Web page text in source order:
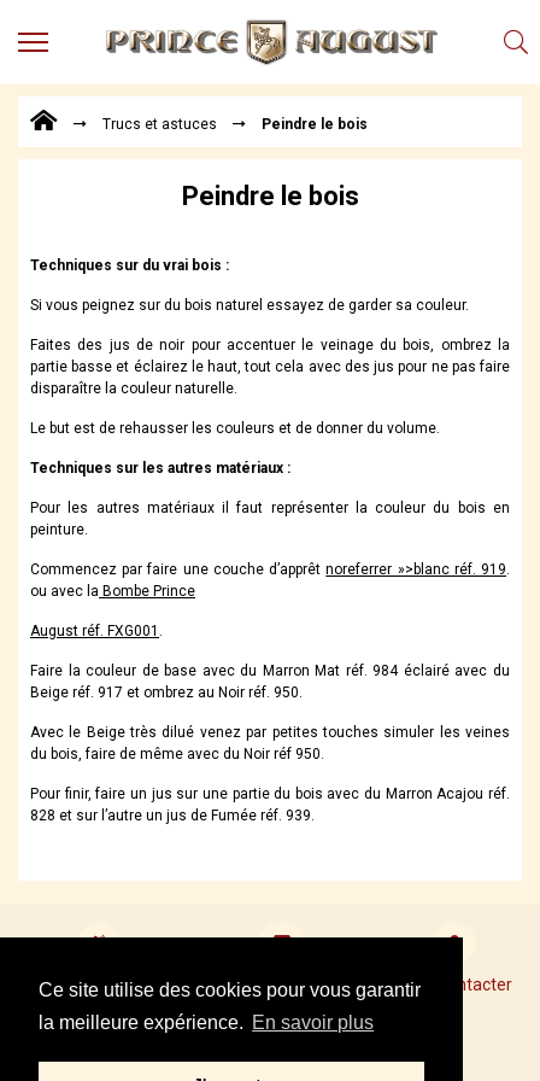
Ce site utilise des cookies pour vous garantir
la meilleure expérience. En savoir plus
MENU
Points
de
trucs et
astuces
Trucs et astuces Peindre le bois
Peindre le bois
Techniques sur du vrai bois :
Si vous peignez sur du bois naturel essayez de garder sa couleur.
Faites des jus de noir pour accentuer le veinage du bois, ombrez la
partie basse et éclairez le haut, tout cela avec des jus pour ne pas faire
disparaître la couleur naturelle.
Le but est de rehausser les couleurs et de donner du volume.
Techniques sur les autres matériaux :
Pour les autres matériaux il faut représenter la couleur du bois en
peinture.
Commencez par faire une couche d’apprêtnoreferrer »>blanc réf. 919.
ou avec la Bombe Prince
August réf. FXG001 .
Faire la couleur de base avec du Marron Mat réf. 984 éclairé avec du
Beige réf. 917 et ombrez au Noir réf. 950.
Avec le Beige très dilué venez par petites touches simuler les veines
du bois, faire de même avec du Noir réf 950.
Pour finir, faire un jus sur une partie du bois avec du Marron Acajou réf.
828 et sur l’autre un jus de Fumée réf. 939.
Devenir revendeur Points de Vente Conseil Nous contacter